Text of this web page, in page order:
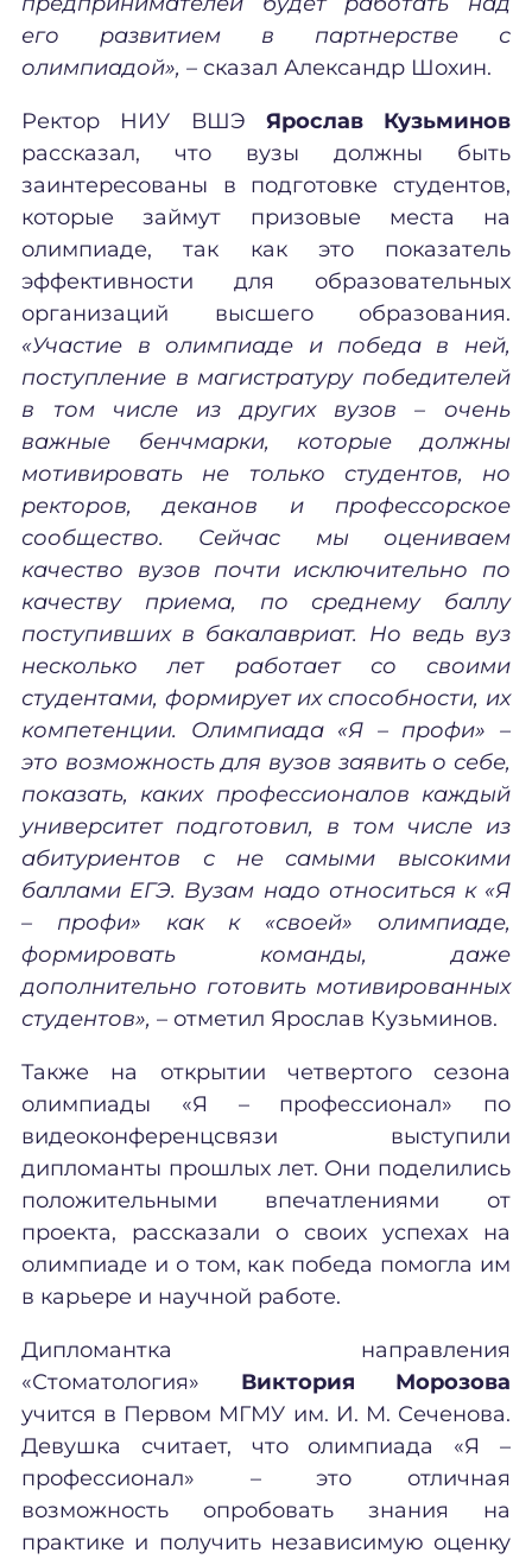
его развитием в партнерстве с
олимпиадой», – сказал Александр Шохин.
Ректор НИУ ВШЭ Ярослав Кузьминов
рассказал, что вузы должны быть
заинтересованы в подготовке студентов,
которые займут призовые места на
олимпиаде, так как это показатель
эффективности для образовательных
организаций высшего образования.
«Участие в олимпиаде и победа в ней,
поступление в магистратуру победителей
в том числе из других вузов – очень
важные бенчмарки, которые должны
мотивировать не только студентов, но
ректоров, деканов и профессорское
сообщество. Сейчас мы оцениваем
качество вузов почти исключительно по
качеству приема, по среднему баллу
поступивших в бакалавриат. Но ведь вуз
несколько лет работает со своими
студентами, формирует их способности, их
компетенции. Олимпиада «Я – профи» –
это возможность для вузов заявить о себе,
показать, каких профессионалов каждый
университет подготовил, в том числе из
абитуриентов с не самыми высокими
баллами ЕГЭ. Вузам надо относиться к «Я
– профи» как к «своей» олимпиаде,
формировать команды, даже
дополнительно готовить мотивированных
студентов», – отметил Ярослав Кузьминов.
Также на открытии четвертого сезона
олимпиады «Я – профессионал» по
видеоконференцсвязи выступили
дипломанты прошлых лет. Они поделились
положительными впечатлениями от
проекта, рассказали о своих успехах на
олимпиаде и о том, как победа помогла им
в карьере и научной работе.
Дипломантка направления
«Стоматология» Виктория Морозова
учится в Первом МГМУ им. И. М. Сеченова.
Девушка считает, что олимпиада «Я –
профессионал» – это отличная
возможность опробовать знания на
практике и получить независимую оценку